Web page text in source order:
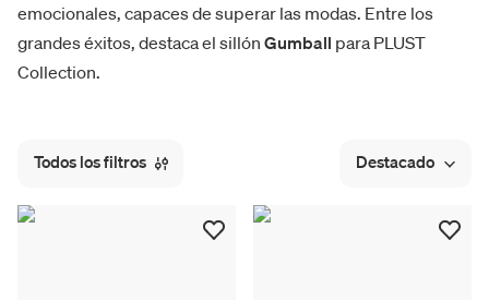
emocionales, capaces de superar las modas. Entre los
grandes éxitos, destaca el sillón Gumball para PLUST
Collection.
Todos los filtros Destacado